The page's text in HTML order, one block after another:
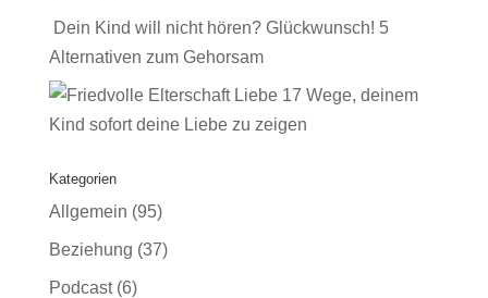
Dein Kind will nicht hören? Glückwunsch! 5
Alternativen zum Gehorsam
17 Wege, deinem
Kind sofort deine Liebe zu zeigen
Kategorien
Allgemein (95)
Beziehung (37)
Podcast(6)